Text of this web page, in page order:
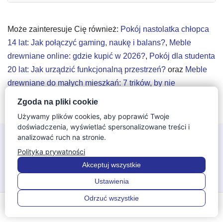
Może zainteresuje Cię również: Pokój nastolatka chłopca
14 lat: Jak połączyć gaming, naukę i balans?, Meble
drewniane online: gdzie kupić w 2026?, Pokój dla studenta
20 lat: Jak urządzić funkcjonalną przestrzeń? oraz Meble
drewniane do małych mieszkań: 7 trików, by nie
W naszym sklepie IGA Meble znajdą Państwo szeroka
ofertę mebli do salonu, jadalni, sypialni, garderoby, gabinetu
0
Zgoda na pliki cookie
Używamy plików cookies, aby poprawić Twoje
doświadczenia, wyświetlać spersonalizowane treści i
analizować ruch na stronie.
Polityka prywatności
Ustawienia
Odrzuć wszystkie
Akceptuj wszystkie